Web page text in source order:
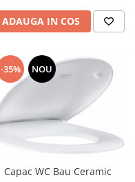
ADAUGA IN COS
-35% NOU
Capac WC Bau Ceramic